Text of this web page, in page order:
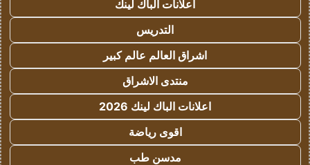
اعلانات الباك لينك
التدريس
اشراق العالم عالم كبير
منتدى الاشراق
اعلانات الباك لينك 2026
اقوى رياضة
مدسن طب